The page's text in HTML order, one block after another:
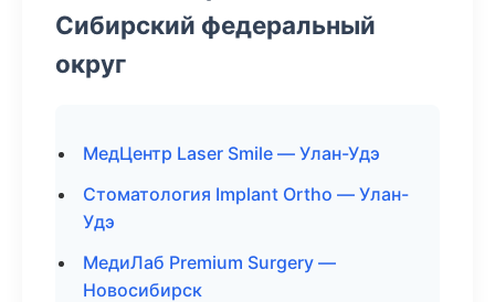
Сибирский федеральный
округ
МедЦентр Laser Smile — Улан-Удэ
Стоматология Implant Ortho — Улан-
Удэ
МедиЛаб Premium Surgery —
Новосибирск